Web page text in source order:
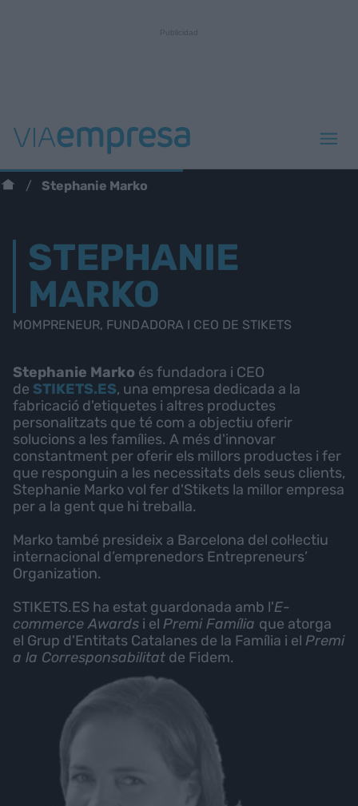
Stephanie Marko
STEPHANIE
MARKO
MOMPRENEUR, FUNDADORA I CEO DE STIKETS
Stephanie Marko és fundadora i CEO
de STIKETS.ES, una empresa dedicada a la
fabricació d'etiquetes i altres productes
personalitzats que té com a objectiu oferir
solucions a les famílies. A més d'innovar
constantment per oferir els millors productes i fer
que responguin a les necessitats dels seus clients,
Stephanie Marko vol fer d'Stikets la millor empresa
per a la gent que hi treballa.
Marko també presideix a Barcelona del col·lectiu
internacional d’emprenedors Entrepreneurs’
Organization.
STIKETS.ES ha estat guardonada amb l'E-
commerce Awards i el Premi Família que atorga
el Grup d'Entitats Catalanes de la Família i el Premi
a la Corresponsabilitat de Fidem.